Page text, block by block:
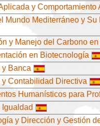
y Comportamiento
Mundo Mediterráneo y
y Manejo del Carbono
en Biotecnología
y Banca
y Contabilidad Directiva
Humanísticos para
y Dirección y Gestión